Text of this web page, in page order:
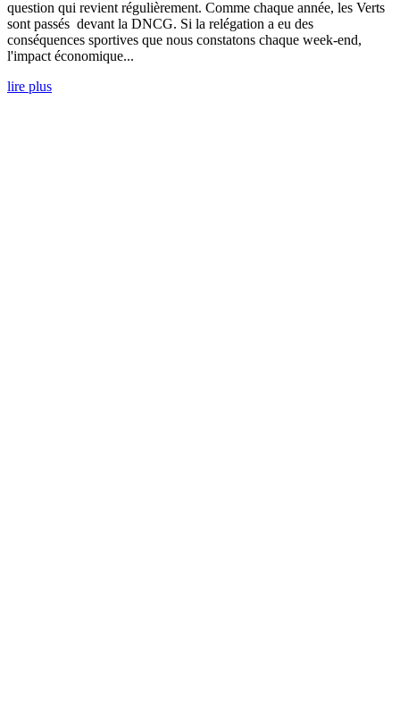
question qui revient régulièrement. Comme chaque année, les Verts
sont passés devant la DNCG. Si la relégation a eu des
conséquences sportives que nous constatons chaque week-end,
l'impact économique...
lire plus